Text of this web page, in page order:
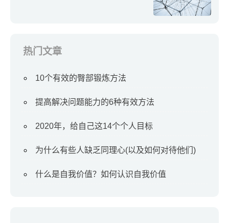
热门文章
10个有效的臀部锻炼方法
提高解决问题能力的6种有效方法
2020年，给自己这14个个人目标
为什么有些人缺乏同理心(以及如何对待他们)
什么是自我价值？如何认识自我价值